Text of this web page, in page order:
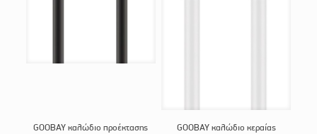
GOOBAY καλώδιο προέκτασης
GOOBAY καλώδιο κεραίας